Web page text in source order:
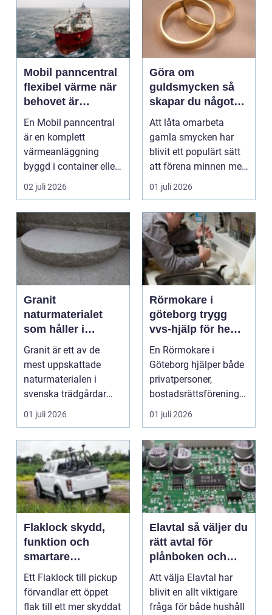
Mobil panncentral
flexibel värme när
behovet är
tillfälligt
En Mobil panncentral
är en komplett
värmeanläggning
byggd i container eller
trailer som snabbt kan
k...
02 juli 2026
Göra om
guldsmycken så
skapar du något
nytt av dina
minnen
Att låta omarbeta
gamla smycken har
blivit ett populärt sätt
att förena minnen med
personlig stil. M...
01 juli 2026
Granit
naturmaterialet
som håller i
generationer
Granit är ett av de
mest uppskattade
naturmaterialen i
svenska trädgårdar
och utemiljöer. Stenen
kom...
01 juli 2026
Rörmokare i
göteborg trygg
vvs-hjälp för hem
och fastigheter
En Rörmokare i
Göteborg hjälper både
privatpersoner,
bostadsrättsföreningar
och företag med allt
som...
01 juli 2026
Flaklock skydd,
funktion och
smartare
lastutrymme
Ett Flaklock till pickup
förvandlar ett öppet
flak till ett mer skyddat
Elavtal så väljer du
rätt avtal för
plånboken och
vardagen
Att välja Elavtal har
blivit en allt viktigare
fråga för både hushåll